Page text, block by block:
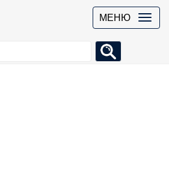
МЕНЮ